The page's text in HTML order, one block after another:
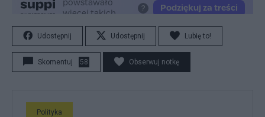
Udostępnij Udostępnij Lubię to!
Skomentuj 58 Obserwuj notkę
Polityka